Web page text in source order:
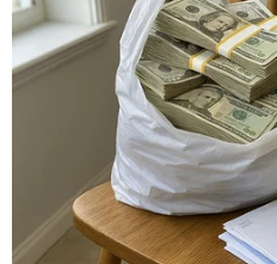
sự phục hồi kinh tế
23/04/2020 22:58
Việc giá dầu lao dốc sẽ
động vận tải và sản xuất,
dùng có nhiều tiền hơn để
tình hình tài chính.